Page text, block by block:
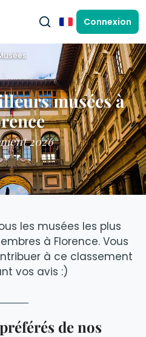
FrançaisConnexion
musées à
2026
les musées les plus
à Florence. Vous
à ce classement
vos avis :)
de nos